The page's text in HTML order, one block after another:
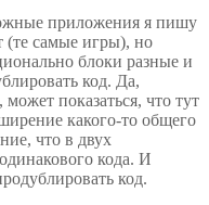
приложения я пишу
(те самые игры), но
блоки разные и
код. Да,
показаться, что тут
какого-то общего
что в двух
кода. И
код.